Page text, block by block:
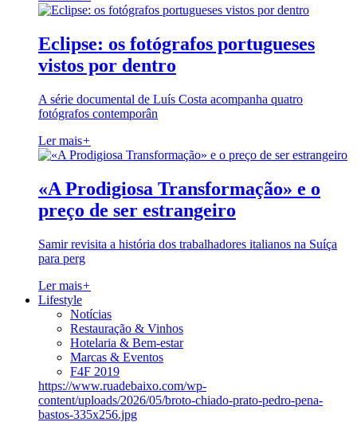
Eclipse: os fotógrafos portugueses
vistos por dentro
A série documental de Luís Costa acompanha quatro
fotógrafos contemporân
Ler mais+
«A Prodigiosa Transformação» e o
preço de ser estrangeiro
Samir revisita a história dos trabalhadores italianos na Suíça
para perg
Ler mais+
Lifestyle
Notícias
Restauração & Vinhos
Hotelaria & Bem-estar
Marcas & Eventos
F4F 2019
https://www.ruadebaixo.com/wp-
content/uploads/2026/05/broto-chiado-prato-pedro-pena-
bastos-335x256.jpg